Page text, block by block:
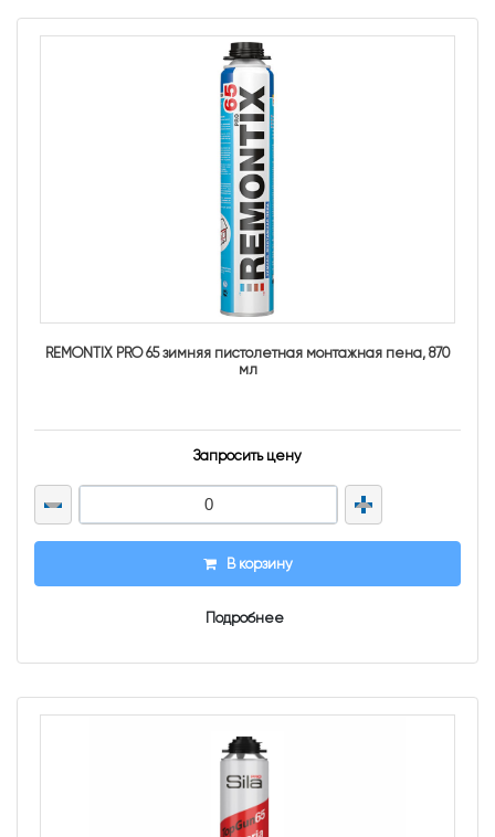
REMONTIX PRO 65 зимняя пистолетная монтажная пена, 870
мл
Запросить цену
В корзину
Подробнее